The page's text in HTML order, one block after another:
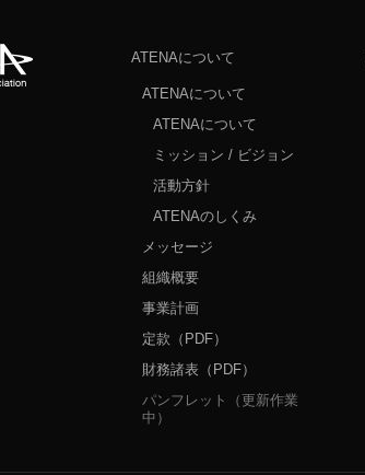
ATENAについて
ATENAについて
ATENAについて
ミッション / ビジョン
活動方針
ATENAのしくみ
メッセージ
組織概要
事業計画
定款（PDF）
財務諸表（PDF）
パンフレット（更新作業
中）